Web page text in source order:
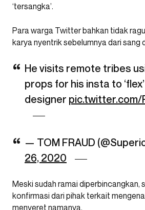
‘tersangka’.
Para warga Twitter bahkan tidak
karya nyentrik sebelumnya dari sang
He visits remote tribes
props for his insta to
designer pic.twitter.com/
— TOM FRAUD
26, 2020
Meski sudah ramai diperbincangkan,
konfirmasi dari pihak terkait
menyeret namanya.